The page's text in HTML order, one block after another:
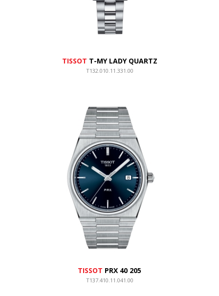
TISSOT T-MY LADY QUARTZ
T132.010.11.331.00
TISSOT PRX 40 205
T137.410.11.041.00